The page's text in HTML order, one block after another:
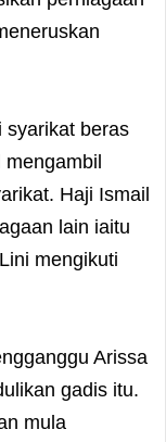
syarikat beras
mengambil
Haji Ismail
lain iaitu
mengikuti
Arissa
gadis itu.
mula